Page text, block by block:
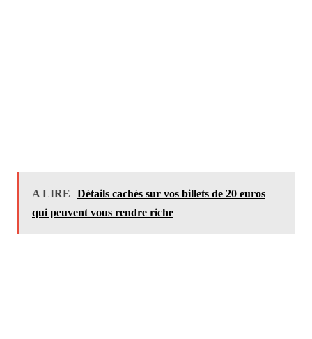
A LIRE
Détails cachés sur vos billets de 20 euros
qui peuvent vous rendre riche